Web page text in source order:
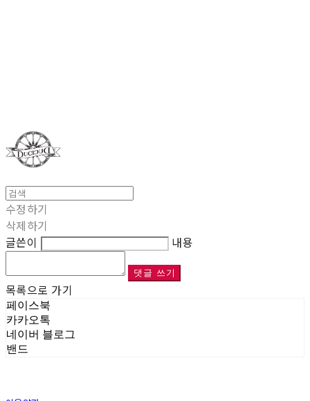
수정하기
삭제하기
글쓴이
내용
댓글 쓰기
목록으로 가기
페이스북
카카오톡
네이버 블로그
밴드